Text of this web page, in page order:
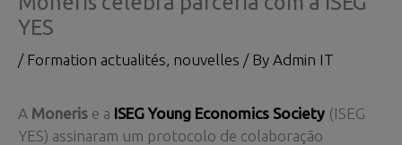
YES
/ Formation actualités, nouvelles / By Admin IT
A Moneris e a ISEG Young Economics Society (ISEG
YES) assinaram um protocolo de colaboração